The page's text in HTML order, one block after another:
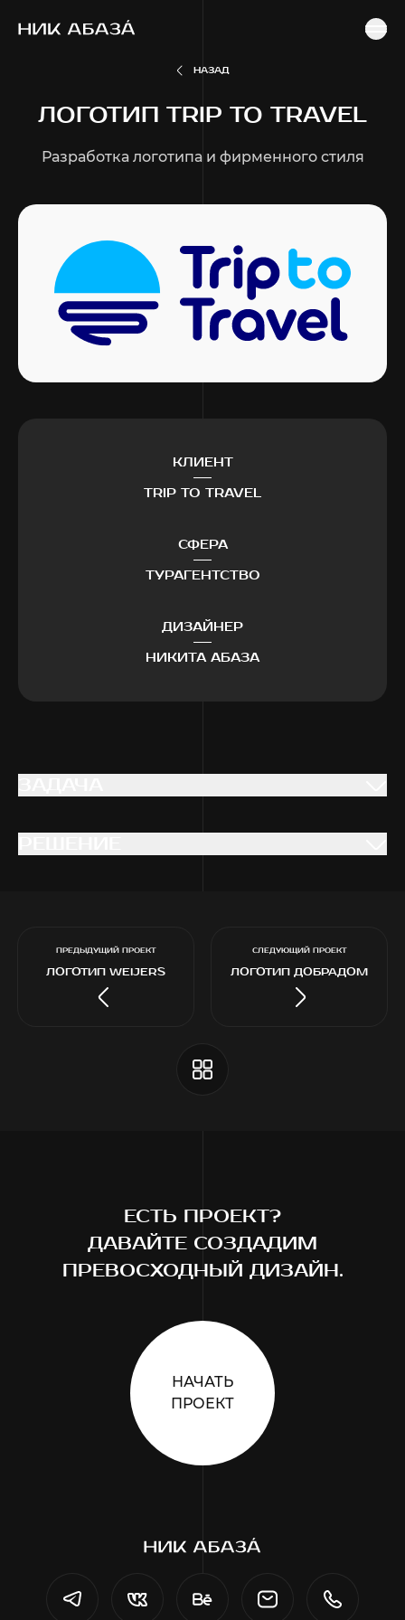
НАЗАД
РАЗРАБОТКА ЛОГОТИПА И ФИРМЕННОГО СТИЛЯ
ЛОГОТИП TRIP TO TRAVEL
ЛОГОТИП TRIP TO TRAVEL
Разработка логотипа и фирменного стиля
КЛИЕНТ
TRIP TO TRAVEL
СФЕРА
ТУРАГЕНТСТВО
ДИЗАЙНЕР
НИКИТА АБАЗА
ПРЕДЫДУЩИЙ ПРОЕКТ
ЛОГОТИП WEIJERS
РАЗРАБОТКА
СЛЕДУЮЩИЙ ПРОЕКТ
ЛОГОТИП ДОБРАДОМ
ЕСТЬ ПРОЕКТ?
ДАВАЙТЕ СОЗДАДИМ
ПРЕВОСХОДНЫЙ ДИЗАЙН.
НАЧАТЬ
ПРОЕКТ
ТелеграмВКонтактеBehance Почта Телефон